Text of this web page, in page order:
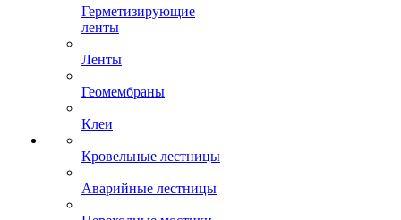
Герметизирующие
ленты
Ленты
Геомембраны
Клеи
Кровельные лестницы
Аварийные лестницы